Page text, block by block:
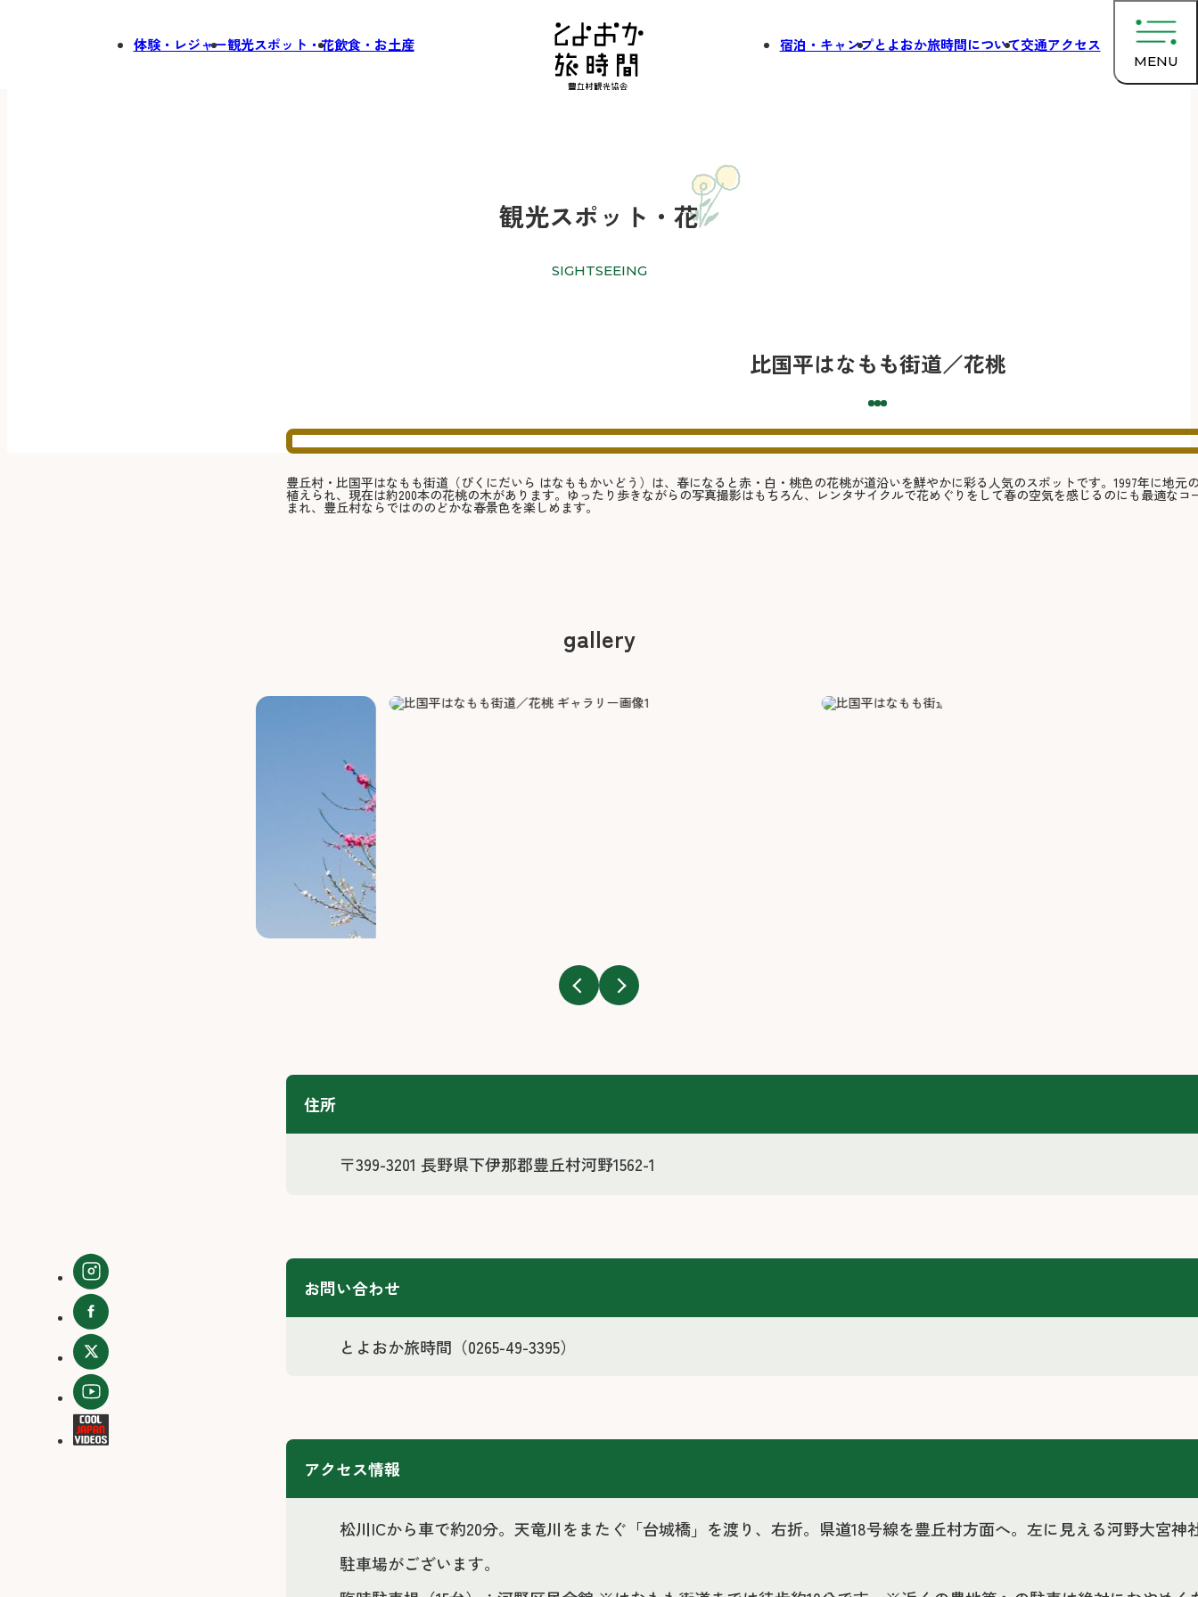
MENU
体験・レジャー観光スポット・花飲食・お土産 宿泊・キャンプとよおか旅時間について交通アクセス
観光スポット・花
SIGHTSEEING
比国平はなもも街道／花桃
豊丘村・比国平はなもも街道（びくにだいら はなももかいどう）は、春になると赤・白・桃色の花桃が道沿いを鮮やかに彩る人気のスポットです。1997年に地元
植えられ、現在は約200本の花桃の木があります。ゆったり歩きながらの写真撮影はもちろん、レンタサイクルで花めぐりをして春の空気を感じるのにも最適な
まれ、豊丘村ならではののどかな春景色を楽しめます。
gallery
住所
〒399-3201 長野県下伊那郡豊丘村河野1562-1
お問い合わせ
とよおか旅時間（0265-49-3395）
アクセス情報
松川ICから車で約20分。天竜川をまたぐ「台城橋」を渡り、右折。県道18号線を豊丘村方面へ。左に見える河野大宮
駐車場がございます。